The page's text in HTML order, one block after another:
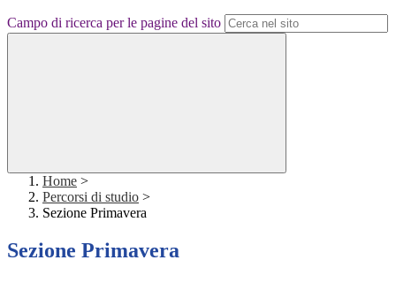
Campo di ricerca per le pagine del sito
Home >
Percorsi di studio >
Sezione Primavera
Sezione Primavera